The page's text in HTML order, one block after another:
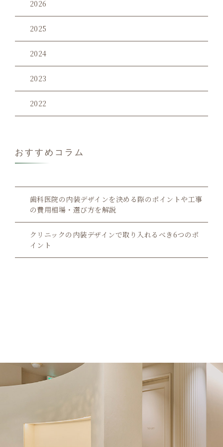
2026
2025
2024
2023
2022
おすすめコラム
歯科医院の内装デザインを決める際のポイントや工事
の費用相場・選び方を解説
クリニックの内装デザインで取り入れるべき6つのポ
イント